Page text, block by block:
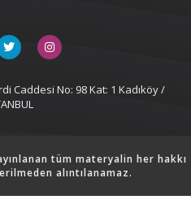
Caddesi No: 98 Kat: 1 Kadıköy /
tüm materyalin her hakkı
alıntılanamaz.